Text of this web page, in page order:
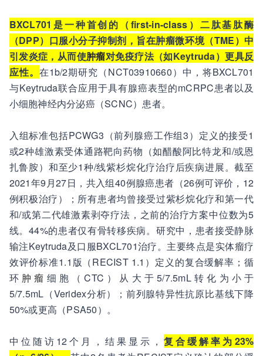
BXCL701是一种首创的（first-in-class）二肽基肽酶
（DPP）口服小分子抑制剂，旨在肿瘤微环境（TME）中
引发炎症，从而使肿瘤对免疫疗法（如Keytruda）更具反
应性。 在1b/2期研究（NCT03910660）中，将BXCL701
与Keytruda联合应用于具有腺癌表型的mCRPC患者以及
小细胞神经内分泌癌（SCNC）患者。
入组标准包括PCWG3（前列腺癌工作组3）定义的接受1
或2种雄激素受体通路靶向药物（如醋酸阿比特龙和/或恩
扎鲁胺）和至少1种/线紫杉烷化疗治疗后疾病进展。截至
2021年9月27日，共入组40例腺癌患者（26例可评价，12
例积极治疗）；所有患者均曾接受过紫杉烷化疗和第一代
和/或第二代雄激素剥夺疗法，之前的治疗方案中位数为5
线。44%的患者仅有骨转移疾病。研究中，患者接受静脉
输注Keytruda及口服BXCL701治疗。主要终点是实体瘤疗
效评价标准1.1版（RECIST 1.1）定义的复合缓解率；循
环 肿瘤 细胞（CTC）从大于5/7.5mL转化为小于
5/7.5mL（Veridex分析）；前列腺特异性抗原比基线下降
50%或更高（PSA50）。
中位随访12个月，结果显示，复合缓解率为23%